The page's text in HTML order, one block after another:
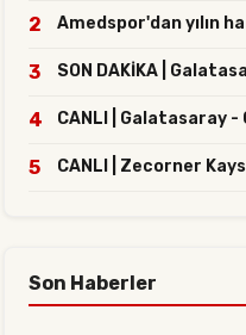
2 Amedspor'dan yılın
3 SON DAKİKA |
4 CANLI | Galatasaray
5 CANLI | Zecorner
Son Haberler